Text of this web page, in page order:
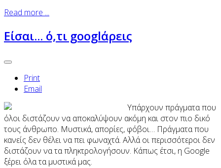
Read more ...
Είσαι... ό,τι googlάρεις
Print
Email
Υπάρχουν πράγματα που
όλοι διστάζουν να αποκαλύψουν ακόμη και στον πιο δικό
τους άνθρωπο. Μυστικά, απορίες, φόβοι… Πράγματα που
κανείς δεν θέλει να πει φωναχτά. Αλλά οι περισσότεροι δεν
διστάζουν να τα πληκτρολογήσουν. Κάπως έτσι, η Google
ξέρει όλα τα μυστικά μας.